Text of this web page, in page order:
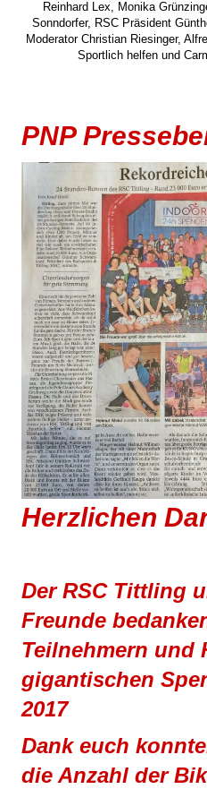
Reinhard Lex, Monika
Sonndorfer, RSC Präsident
Moderator Christian Riesinger,
Sportlich helfen und
PNP
Herzlichen
Der RSC Tittling
Freunde
Teilnehmern und
gigantischen
2017
Dank euch
die Anzahl der